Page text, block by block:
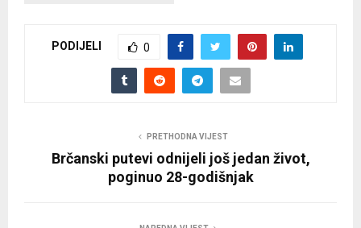
PODIJELI 0
PRETHODNA VIJEST
Brčanski putevi odnijeli još jedan život,
poginuo 28-godišnjak